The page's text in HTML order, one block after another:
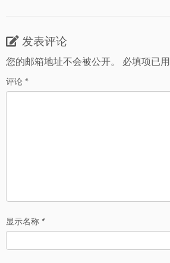
发表评论
您的邮箱地址不会被公开。
必填项已用
评论 *
显示名称 *